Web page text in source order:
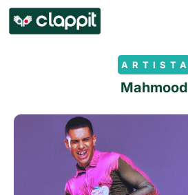
ARTISTA
Mahmood